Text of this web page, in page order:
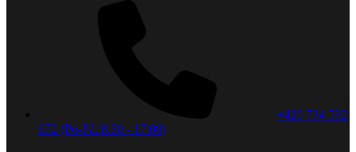
+420 734 592
672 (Po-Pá: 8:30 - 17:00)